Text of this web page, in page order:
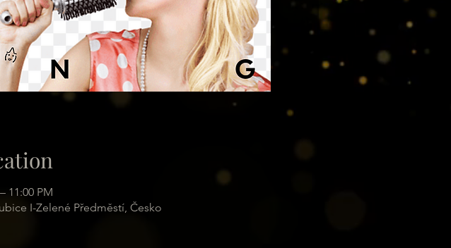
11:00 PM
I-Zelené Předměstí, Česko